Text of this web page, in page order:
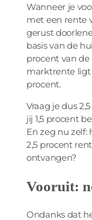
Wanneer je
met een rente
gerust
basis van de
procent van
marktrente ligt
procent.
Vraag je dus
jij 1,5 procent
En zeg nu zelf:
2,5 procent
ontvangen?
Vooruit:
Ondanks dat